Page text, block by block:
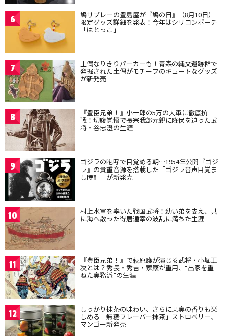
6 鳩サブレーの豊島屋が『鳩の日』（8月10日）
限定グッズ詳細を発表！今年はシリコンポーチ
「はとっこ」
7 土偶なりきりパーカーも！青森の縄文遺跡群で
発掘された土偶がモチーフのキュートなグッズ
が新発売
8 『豊臣兄弟！』小一郎の5万の大軍に徹底抗
戦！切腹覚悟で長宗我部元親に降伏を迫った武
将・谷忠澄の生涯
9 ゴジラの咆哮で目覚める朝…1954年公開『ゴジ
ラ』の貴重音源を搭載した「ゴジラ音声目覚ま
し時計」が新発売
10 村上水軍を率いた戦国武将！幼い弟を支え、共
に海へ散った得居通幸の波乱に満ちた生涯
11 『豊臣兄弟！』で萩原護が演じる武将・小堀正
次とは？秀長・秀吉・家康が重用、“出家を重
ねた実務派”の生涯
12 しっかり抹茶の味わい、さらに果実の香りも楽
しめる「無糖フレーバー抹茶」ストロベリー、
マンゴー新発売